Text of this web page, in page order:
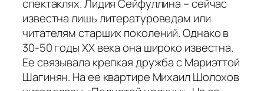
спектаклях. Лидия Сейфуллина – сейчас
известна лишь литературоведам или
читателям старших поколений. Однако в
30-50 годы ХХ века она широко известна.
Ее связывала крепкая дружба с Мариэттой
Шагинян. На ее квартире Михаил Шолохов